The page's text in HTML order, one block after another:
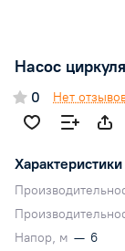
Насос
0 Нет
Характеристики
Напор, м — 6